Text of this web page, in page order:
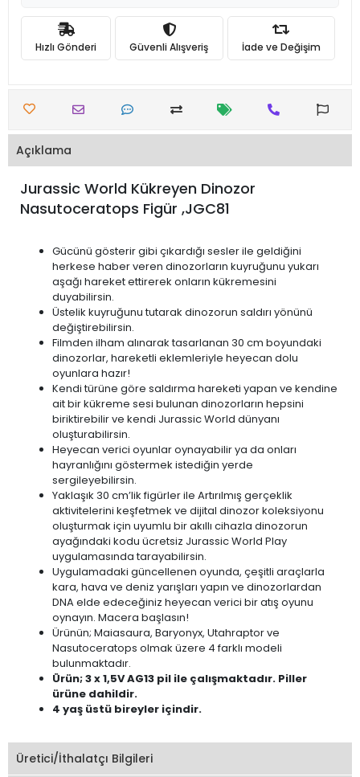
Hızlı Gönderi Güvenli Alışveriş İade ve Değişim
Açıklama
Jurassic World Kükreyen Dinozor
Nasutoceratops Figür ,JGC81
Gücünü gösterir gibi çıkardığı sesler ile geldiğini
herkese haber veren dinozorların kuyruğunu yukarı
aşağı hareket ettirerek onların kükremesini
duyabilirsin.
Üstelik kuyruğunu tutarak dinozorun saldırı yönünü
değiştirebilirsin.
Filmden ilham alınarak tasarlanan 30 cm boyundaki
dinozorlar, hareketli eklemleriyle heyecan dolu
oyunlara hazır!
Kendi türüne göre saldırma hareketi yapan ve kendine
ait bir kükreme sesi bulunan dinozorların hepsini
biriktirebilir ve kendi Jurassic World dünyanı
oluşturabilirsin.
Heyecan verici oyunlar oynayabilir ya da onları
hayranlığını göstermek istediğin yerde
sergileyebilirsin.
Yaklaşık 30 cm’lik figürler ile Artırılmış gerçeklik
aktivitelerini keşfetmek ve dijital dinozor koleksiyonu
oluşturmak için uyumlu bir akıllı cihazla dinozorun
ayağındaki kodu ücretsiz Jurassic World Play
uygulamasında tarayabilirsin.
Uygulamadaki güncellenen oyunda, çeşitli araçlarla
kara, hava ve deniz yarışları yapın ve dinozorlardan
DNA elde edeceğiniz heyecan verici bir atış oyunu
oynayın. Macera başlasın!
Ürünün; Maiasaura, Baryonyx, Utahraptor ve
Nasutoceratops olmak üzere 4 farklı modeli
bulunmaktadır.
Ürün; 3 x 1,5V AG13 pil ile çalışmaktadır. Piller
ürüne dahildir.
4 yaş üstü bireyler içindir.
Üretici/İthalatçı Bilgileri